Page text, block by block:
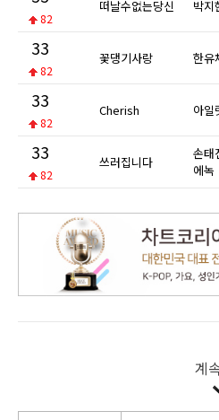
82
떠날수없는당신 박지
33
82
꽃댕기사랑 한유
33
82
Cherish 아
33
82
쓰러집니다
손태
에녹
계